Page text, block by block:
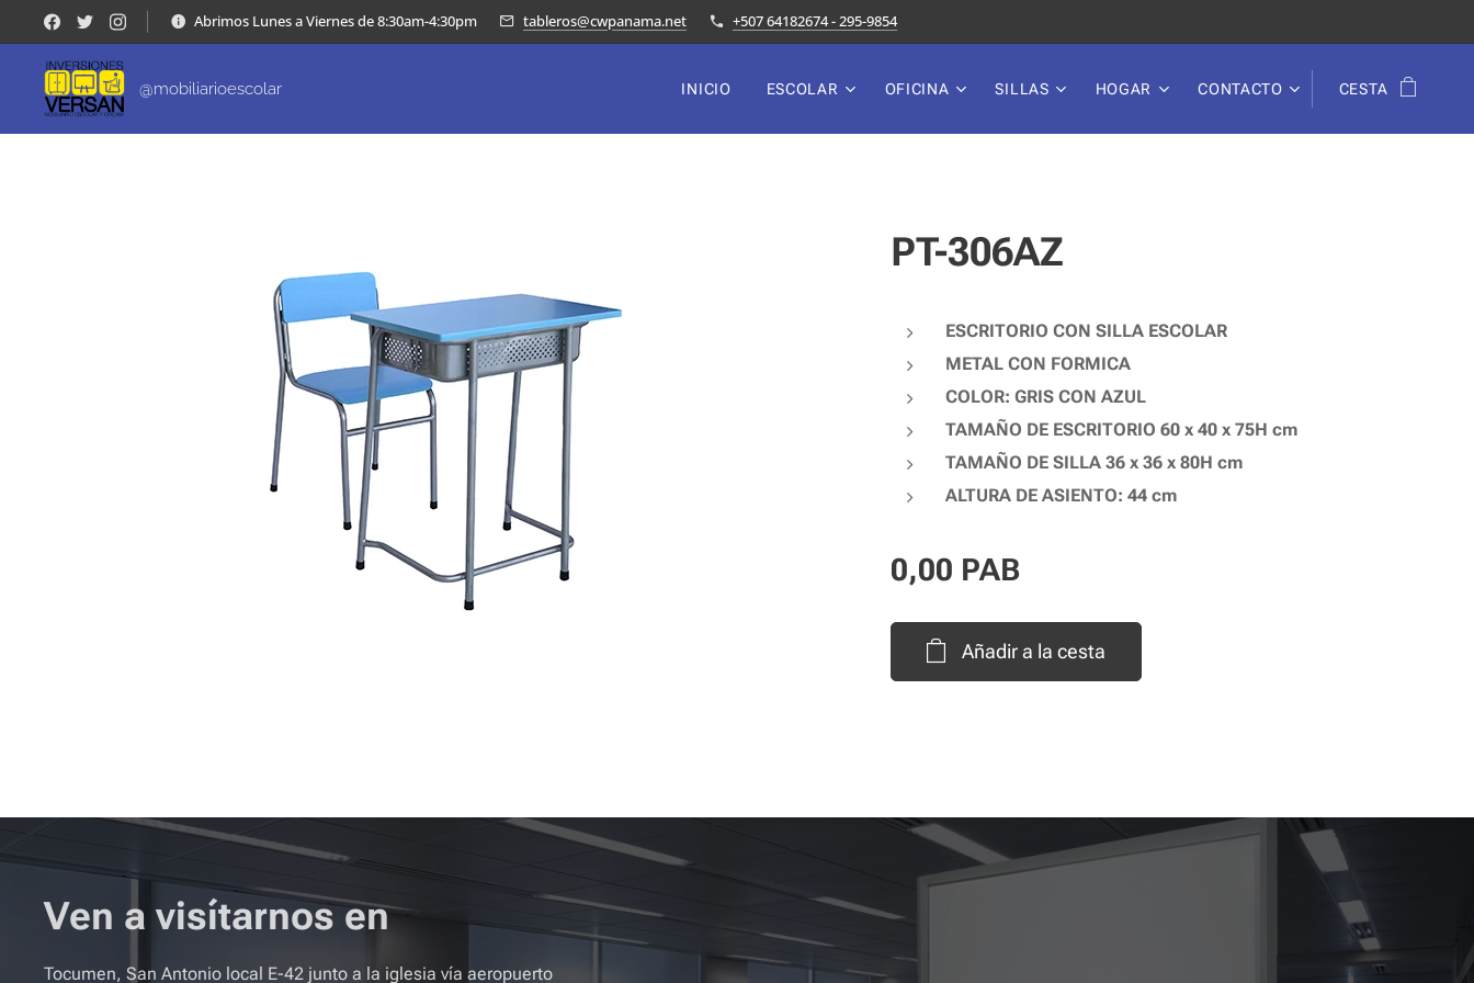
Abrimos Lunes a Viernes de 8:30am-4:30pm tableros@cwpanama.net +507 64182674 - 295-9854
@mobiliarioescolar INICIO ESCOLAR OFICINA SILLAS HOGAR CONTACTO CESTA
PT-306AZ
ESCRITORIO CON SILLA ESCOLAR
METAL CON FORMICA
COLOR: GRIS CON AZUL
TAMAÑO DE ESCRITORIO 60 x 40 x 75H cm
TAMAÑO DE SILLA 36 x 36 x 80H cm
ALTURA DE ASIENTO: 44 cm
0,00 PAB
Añadir a la cesta
Ven a visítarnos en
Tocumen, San Antonio local E-42 junto a la iglesia vía aeropuerto